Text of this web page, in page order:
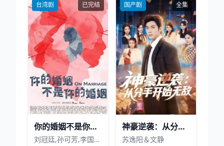
台湾剧 已完结
你的婚姻不是你的婚姻
刘冠廷,孙可芳,李国毅,黄迪扬,蓝苇华,李杏,姚淳耀,简嫚书,李淳,吴子霏,施名帅,夏于乔,林予晞,温贞菱,瑞玛·席丹
国产剧 全集
神豪逆袭：从分手开始无敌
苏逸阳＆文静